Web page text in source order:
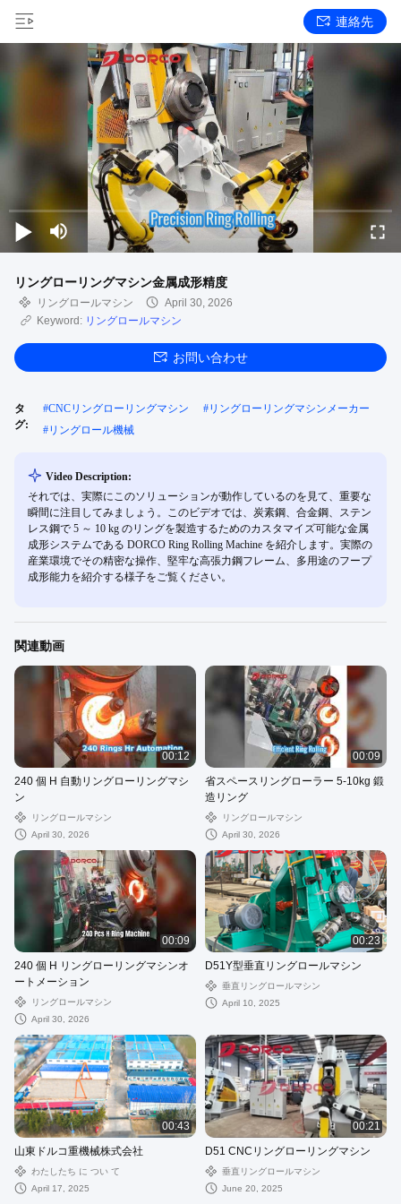
連絡先
リングローリングマシン金属成形精度
リングロールマシン
April 30, 2026
Keyword: リングロールマシン
お問い合わせ
タ
グ:
#CNCリングローリングマシン #リングローリングマシンメーカー
#リングロール機械
Video Description:
それでは、実際にこのソリューションが動作しているのを見て、重要な
瞬間に注目してみましょう。このビデオでは、炭素鋼、合金鋼、ステン
レス鋼で 5 ～ 10 kg のリングを製造するためのカスタマイズ可能な金属
成形システムである DORCO Ring Rolling Machine を紹介します。実際の
産業環境でその精密な操作、堅牢な高張力鋼フレーム、多用途のフープ
成形能力を紹介する様子をご覧ください。
関連動画
00:12
240 個 H 自動リングローリングマシ
ン
リングロールマシン
April 30, 2026
00:09
省スペースリングローラー 5-10kg 鍛
造リング
リングロールマシン
April 30, 2026
00:09
240 個 H リングローリングマシンオ
ートメーション
リングロールマシン
April 30, 2026
00:23
D51Y型垂直リングロールマシン
垂直リングロールマシン
April 10, 2025
00:43
山東ドルコ重機械株式会社
わたしたち に つい て
April 17, 2025
00:21
D51 CNCリングローリングマシン
垂直リングロールマシン
June 20, 2025